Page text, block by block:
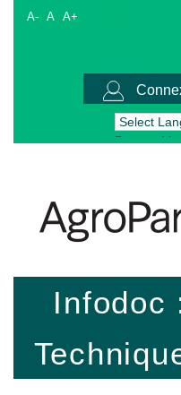
A- A A+
Powered
Infodoc